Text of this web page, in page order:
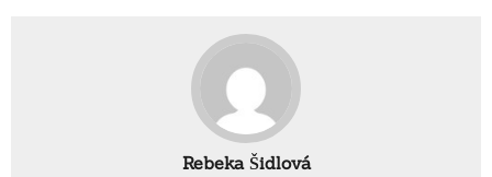
Rebeka Šidlová